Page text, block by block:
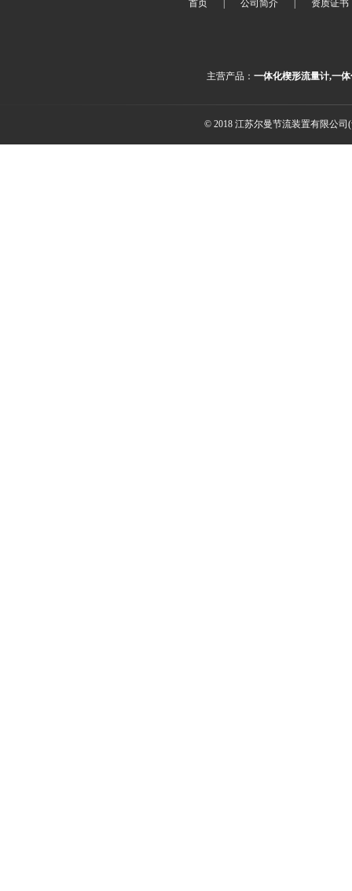
首页 公司简介 资质证书
主营产品：一体化楔形流量计,一
© 2018 江苏尔曼节流装置有限公司